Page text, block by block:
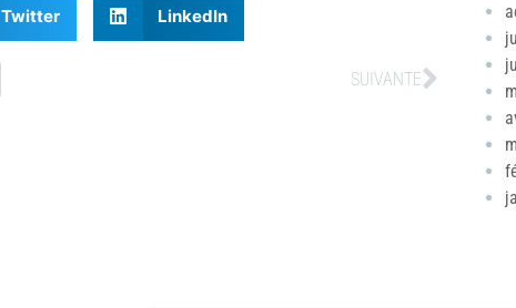
Twitter LinkedIn
SUIVANTE